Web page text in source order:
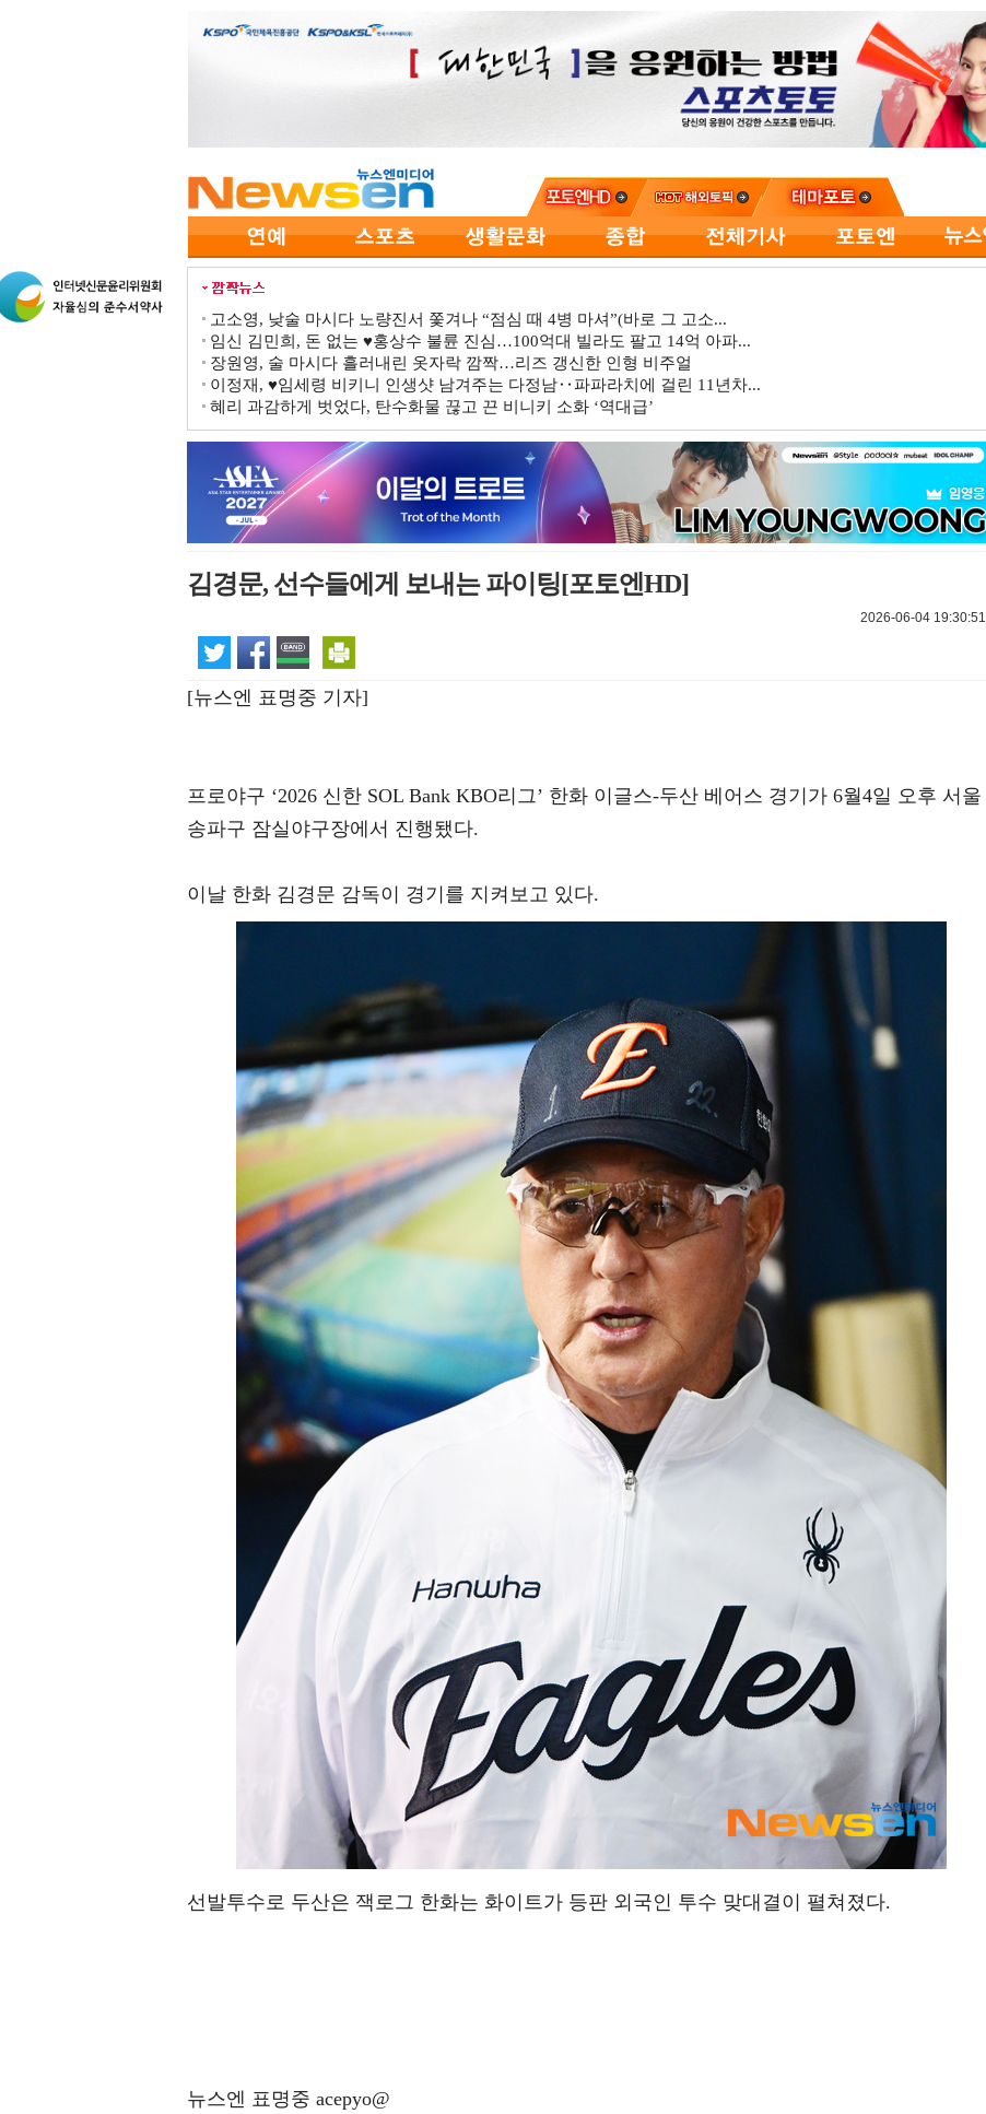
고소영, 낮술 마시다 노량진서 쫓겨나 “점심 때 4병 마셔”(바로 그 고소...
임신 김민희, 돈 없는 ♥홍상수 불륜 진심…100억대 빌라도 팔고 14억 아파...
장원영, 술 마시다 흘러내린 옷자락 깜짝…리즈 갱신한 인형 비주얼
이정재, ♥임세령 비키니 인생샷 남겨주는 다정남‥파파라치에 걸린 11년차...
혜리 과감하게 벗었다, 탄수화물 끊고 끈 비니키 소화 ‘역대급’
김경문, 선수들에게 보내는 파이팅[포토엔HD]
2026-06-04 19:30:51
[뉴스엔 표명중 기자]
프로야구 ‘2026 신한 SOL Bank KBO리그’ 한화 이글스-두산 베어스 경기가 6월4일 오후 서울
송파구 잠실야구장에서 진행됐다.
이날 한화 김경문 감독이 경기를 지켜보고 있다.
선발투수로 두산은 잭로그 한화는 화이트가 등판 외국인 투수 맞대결이 펼쳐졌다.
뉴스엔 표명중 acepyo@